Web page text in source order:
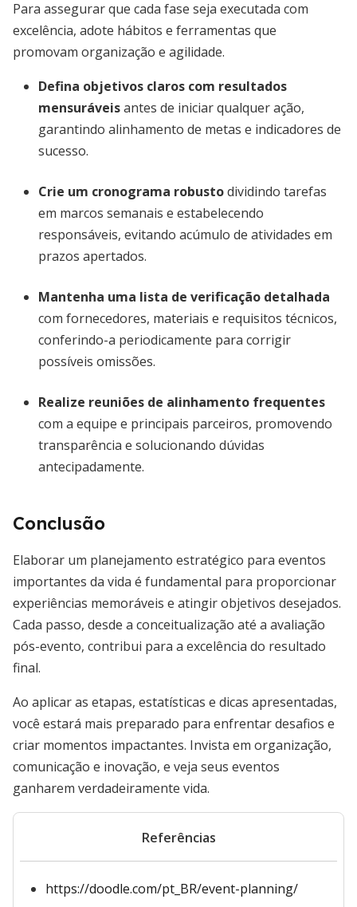
Para assegurar que cada fase seja executada com
excelência, adote hábitos e ferramentas que
promovam organização e agilidade.
Defina objetivos claros com resultados
mensuráveisantes de iniciar qualquer ação,
garantindo alinhamento de metas e indicadores de
sucesso.
Crie um cronograma robustodividindo tarefas
em marcos semanais e estabelecendo
responsáveis, evitando acúmulo de atividades em
prazos apertados.
Mantenha uma lista de verificação detalhada
com fornecedores, materiais e requisitos técnicos,
conferindo-a periodicamente para corrigir
possíveis omissões.
Realize reuniões de alinhamento frequentes
com a equipe e principais parceiros, promovendo
transparência e solucionando dúvidas
antecipadamente.
Conclusão
Elaborar um planejamento estratégico para eventos
importantes da vida é fundamental para proporcionar
experiências memoráveis e atingir objetivos desejados.
Cada passo, desde a conceitualização até a avaliação
pós-evento, contribui para a excelência do resultado
final.
Ao aplicar as etapas, estatísticas e dicas apresentadas,
você estará mais preparado para enfrentar desafios e
criar momentos impactantes. Invista em organização,
comunicação e inovação, e veja seus eventos
ganharem verdadeiramente vida.
Referências
https://doodle.com/pt_BR/event-planning/